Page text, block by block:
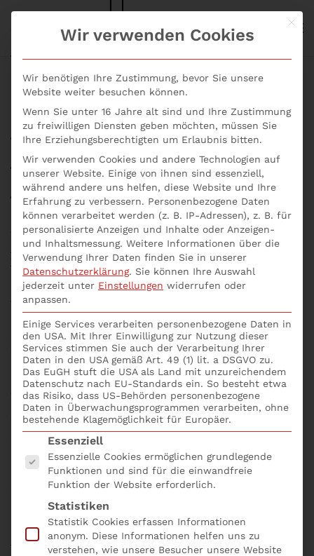
Skip to main content
S+P NEWS
Was muss das
Notfallkonzept
beinhalten?
Geschrieben vonp537752am 13. November 2021.
Veröffentlicht inAllgemein ,Inhouse Seminare,RPO,RTO
Seminar,Seminare Aktuell,Unternehmensberatung online
Was muss das Notfallkonzept beinhalten?.
Was muss das Notfallkonzept beinhalten?
MaRisk geben Leitlinien für das Management von
Sicherheitsrisiken. Das Notfallkonzept muss
Wiederherstellung- sowie
Geschäftsfortführungspläne umfassen. Es muss
gewährleisten, dass im Notfall zeitnah
Ersatzlösungen zur Verfügung stehen. Durch die
Wiederherstellungspläne soll in einem angemessenen
Zeitraum die Rückkehr zum Normalbetrieb
ermöglicht werden. Bei Notfällen ist eine
angemessene interne und externe Kommunikation
sicherzustellen. Das Seminar Was muss das
Notfallkonzept beinhalten? online buchen; bequem
und einfach mit demSeminarformular online und
der Produkt Nr. A04.
Mit
Wir verwenden Cookies
Wir benötigen Ihre Zustimmung, bevor Sie unsere
Website weiter besuchen können.
Wenn Sie unter 16 Jahre alt sind und Ihre Zustimmung
zu freiwilligen Diensten geben möchten, müssen Sie
Ihre Erziehungsberechtigten um Erlaubnis bitten.
Wir verwenden Cookies und andere Technologien auf
unserer Website. Einige von ihnen sind essenziell,
während andere uns helfen, diese Website und Ihre
Erfahrung zu verbessern. Personenbezogene Daten
können verarbeitet werden (z. B. IP-Adressen), z. B. für
personalisierte Anzeigen und Inhalte oder Anzeigen-
und Inhaltsmessung. Weitere Informationen über die
Verwendung Ihrer Daten finden Sie in unserer
Datenschutzerklärung. Sie können Ihre Auswahl
jederzeit unter Einstellungen widerrufen oder
anpassen.
Einige Services verarbeiten personenbezogene Daten in
den USA. Mit Ihrer Einwilligung zur Nutzung dieser
Services stimmen Sie auch der Verarbeitung Ihrer
Daten in den USA gemäß Art. 49 (1) lit. a DSGVO zu.
Das EuGH stuft die USA als Land mit unzureichendem
Datenschutz nach EU-Standards ein. So besteht etwa
das Risiko, dass US-Behörden personenbezogene
Daten in Überwachungsprogrammen verarbeiten, ohne
bestehende Klagemöglichkeit für Europäer.
Es folgt eine Liste der Service-Gruppen, für die
Essenziell
Essenzielle Cookies ermöglichen grundlegende
Funktionen und sind für die einwandfreie
Funktion der Website erforderlich.
Statistiken
Statistik Cookies erfassen Informationen
anonym. Diese Informationen helfen uns zu
verstehen, wie unsere Besucher unsere Website